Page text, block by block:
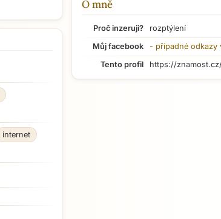
internet
O mně
Proč inzeruji?
rozptýlení
Můj facebook
- případné odkazy
Tento profil
https://